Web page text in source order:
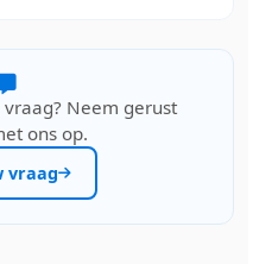
Neem gerust
ons op.
vraag